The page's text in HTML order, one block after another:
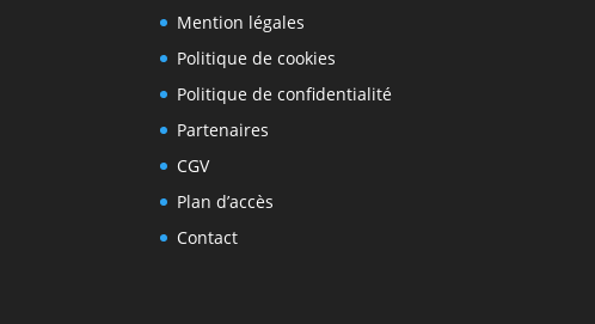
Mention légales
Politique de cookies
Politique de confidentialité
Partenaires
CGV
Plan d’accès
Contact